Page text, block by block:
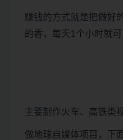
赚钱的方式就是把做好
的香，每天1个小时就可
主要制作火车、高铁类
做地球自媒体项目，下